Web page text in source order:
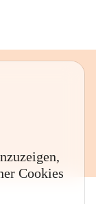
Cookies